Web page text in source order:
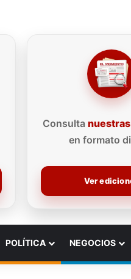
Consulta
en formato
Ver
POLÍTICA NEGOCIOS